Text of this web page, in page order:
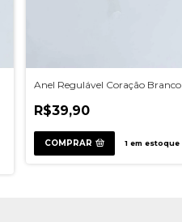
Anel Regulável Coração Branco
R$39,90
COMPRAR 1em estoque